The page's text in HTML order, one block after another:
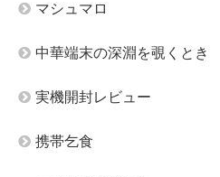
マシュマロ
中華端末の深淵を覗くとき
実機開封レビュー
携帯乞食